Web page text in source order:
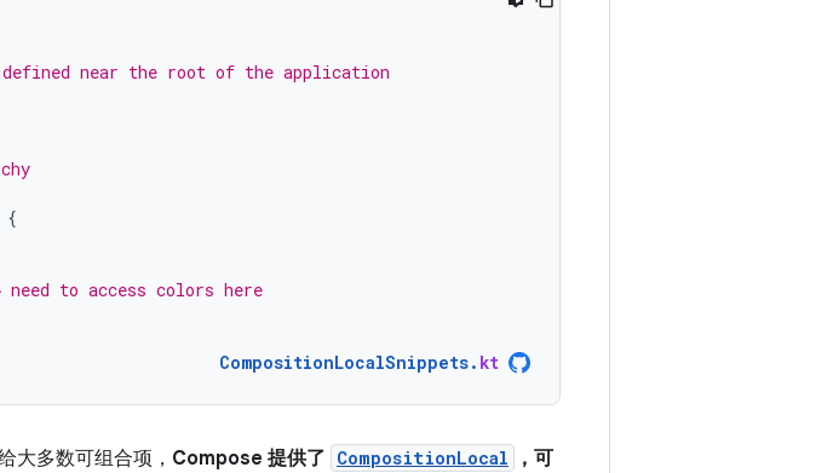
near the root of the application
{
to access colors here
CompositionLocalSnippets. kt
大多数可组合项， Compose 提供了 CompositionLocal
，可